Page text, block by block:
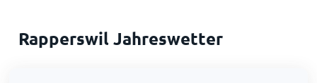
Rapperswil Jahreswetter